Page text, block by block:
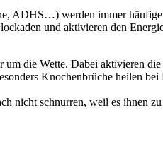
ADHS…) werden immer
und aktivieren den
die Wette. Dabei aktivieren
Knochenbrüche heilen bei
nicht schnurren, weil es ihnen